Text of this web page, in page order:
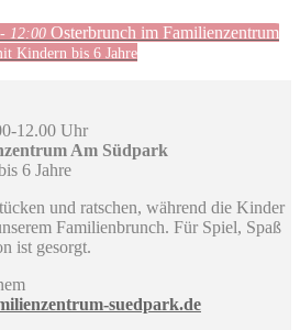
12:00 Osterbrunch im Familienzentrum
Kindern bis 6 Jahre
12.00 Uhr
Am Südpark
6 Jahre
und ratschen, während die Kinder
Familienbrunch. Für Spiel, Spaß
ist gesorgt.
suedpark.de